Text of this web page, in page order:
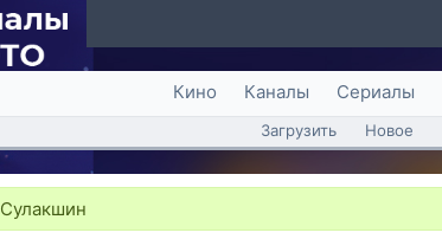
Кино Каналы Сериалы
Загрузить Новое
Сулакшин